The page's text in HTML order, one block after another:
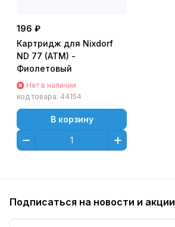
196 ₽
Картридж для Nixdorf
ND 77 (ATM) -
Фиолетовый
Нет в наличии
код товара: 44154
В корзину
Подписаться на новости и акции